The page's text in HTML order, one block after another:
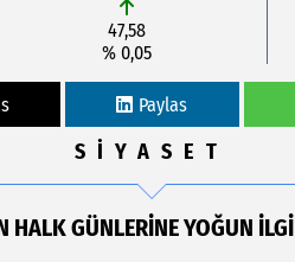
47,58
% 0,05
Paylas
SİYASET
HALK GÜNLERINE YOĞUN İLGI